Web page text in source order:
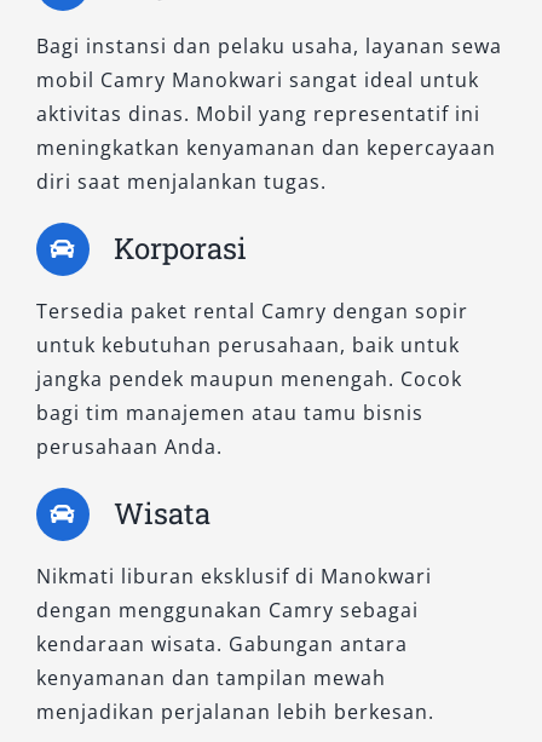
menemani perjalanan Anda di Manokwari
dengan kesan tak terlupakan.
Segera hubungi kami untuk informasi
rental
mobil Camry harga terbaik
, dan rasakan
sendiri keunggulan layanan sewa mobil mewah
kami yang siap membawa Anda menuju
pengalaman berkendara premium di
Manokwari.
Bagi instansi dan pelaku usaha, layanan sewa
mobil Camry Manokwari sangat ideal untuk
aktivitas dinas. Mobil yang representatif ini
meningkatkan kenyamanan dan kepercayaan
diri saat menjalankan tugas.
Korporasi
Tersedia paket rental Camry dengan sopir
untuk kebutuhan perusahaan, baik untuk
jangka pendek maupun menengah. Cocok
bagi tim manajemen atau tamu bisnis
perusahaan Anda.
Wisata
Nikmati liburan eksklusif di Manokwari
dengan menggunakan Camry sebagai
kendaraan wisata. Gabungan antara
kenyamanan dan tampilan mewah
menjadikan perjalanan lebih berkesan.